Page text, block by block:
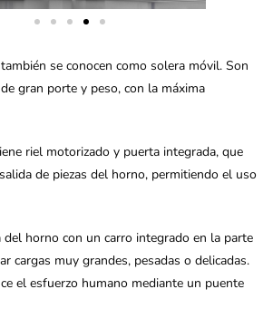
se conocen como solera móvil. Son
gran porte y peso, con la máxima
riel motorizado y puerta integrada, que
de piezas del horno, permitiendo el uso
del horno con un carro integrado en la parte
cargas muy grandes, pesadas o delicadas.
el esfuerzo humano mediante un puente